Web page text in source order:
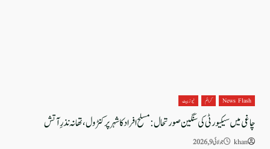
News Flash کرائم نیوز بیٹ
چاغی میں سیکیورٹی کی سنگین صورتحال: مسلح افراد کا شہر پر کنٹرول، تھانہ نذرِ آتش
khan جولائی 9, 2026